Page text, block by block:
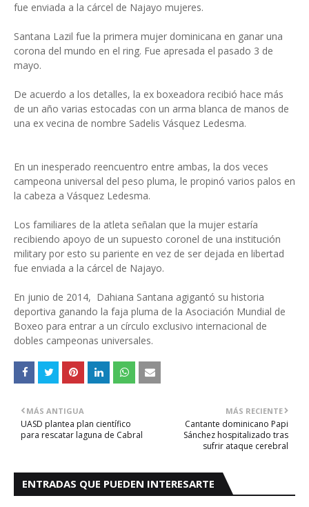
fue enviada a la cárcel de Najayo mujeres.
Santana Lazil fue la primera mujer dominicana en ganar una
corona del mundo en el ring. Fue apresada el pasado 3 de
mayo.
De acuerdo a los detalles, la ex boxeadora recibió hace más
de un año varias estocadas con un arma blanca de manos de
una ex vecina de nombre Sadelis Vásquez Ledesma.
En un inesperado reencuentro entre ambas, la dos veces
campeona universal del peso pluma, le propinó varios palos en
la cabeza a Vásquez Ledesma.
Los familiares de la atleta señalan que la mujer estaría
recibiendo apoyo de un supuesto coronel de una institución
military por esto su pariente en vez de ser dejada en libertad
fue enviada a la cárcel de Najayo.
En junio de 2014, Dahiana Santana agigantó su historia
deportiva ganando la faja pluma de la Asociación Mundial de
Boxeo para entrar a un círculo exclusivo internacional de
dobles campeonas universales.
MÁS RECIENTE
Cantante dominicano Papi
Sánchez hospitalizado tras
sufrir ataque cerebral
MÁS ANTIGUA
UASD plantea plan científico
para rescatar laguna de Cabral
ENTRADAS QUE PUEDEN INTERESARTE